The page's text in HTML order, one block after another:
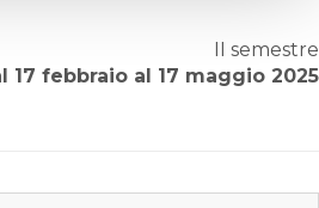
II semestre
17 febbraio al 17 maggio 2025